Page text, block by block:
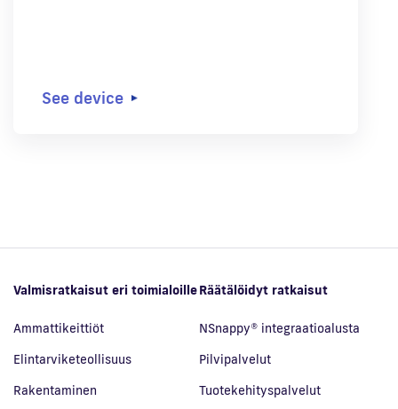
See device
Valmisratkaisut eri toimialoille
Ammattikeittiöt
Elintarviketeollisuus
Rakentaminen
Räätälöidyt ratkaisut
NSnappy® integraatioalusta
Pilvipalvelut
Tuotekehityspalvelut